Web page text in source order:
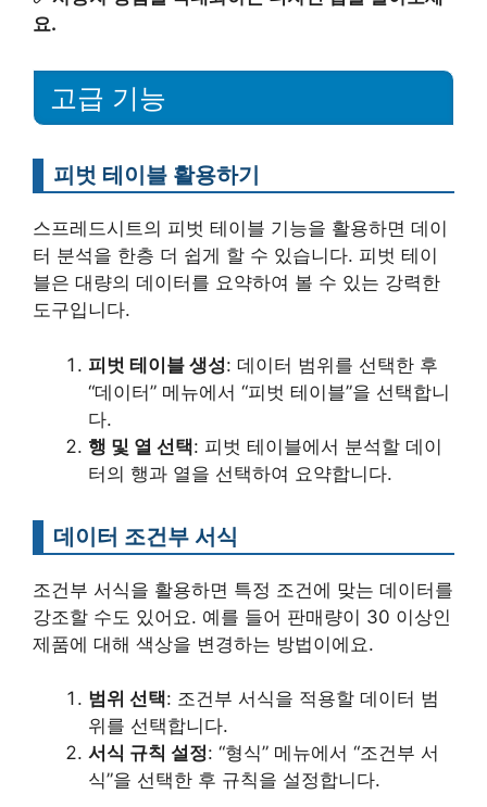
요.
고급 기능
피벗 테이블 활용하기
스프레드시트의 피벗 테이블 기능을 활용하면 데이
터 분석을 한층 더 쉽게 할 수 있습니다. 피벗 테이
블은 대량의 데이터를 요약하여 볼 수 있는 강력한
도구입니다.
피벗 테이블 생성: 데이터 범위를 선택한 후
“데이터” 메뉴에서 “피벗 테이블”을 선택합니
다.
행 및 열 선택: 피벗 테이블에서 분석할 데이
터의 행과 열을 선택하여 요약합니다.
데이터 조건부 서식
조건부 서식을 활용하면 특정 조건에 맞는 데이터를
강조할 수도 있어요. 예를 들어 판매량이 30 이상인
제품에 대해 색상을 변경하는 방법이에요.
범위 선택: 조건부 서식을 적용할 데이터 범
위를 선택합니다.
서식 규칙 설정: “형식” 메뉴에서 “조건부 서
식”을 선택한 후 규칙을 설정합니다.